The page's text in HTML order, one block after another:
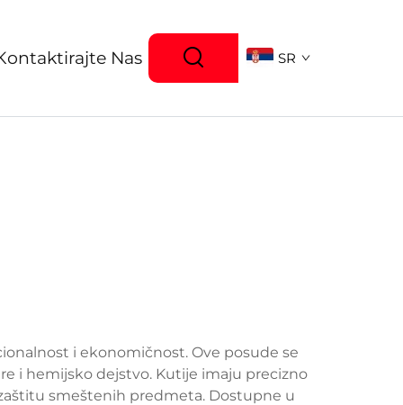
Nas SR
i ekonomičnost. Ove posude se
i hemijsko dejstvo. Kutije imaju precizno
smeštenih predmeta. Dostupne u